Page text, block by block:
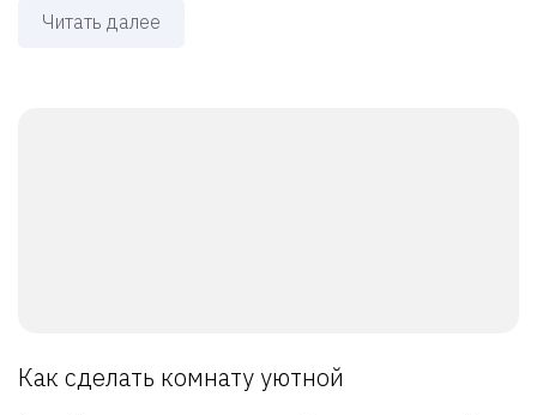
Читать далее
Как сделать комнату уютной